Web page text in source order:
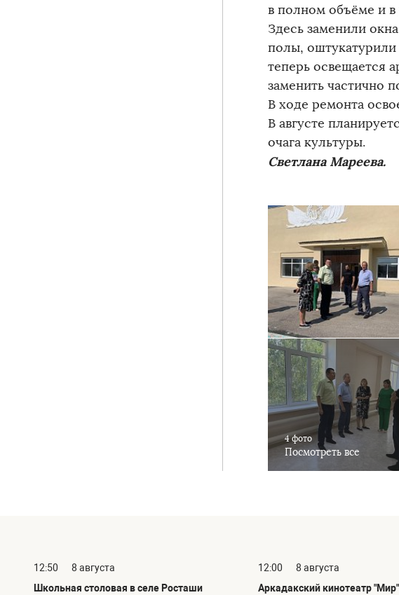
в полном объёме и в
Здесь заменили
полы,
теперь освещается
заменить частично
В ходе ремонта
В августе
очага культуры.
Светлана Мареева.
4 фото
Посмотреть все
12:50
8 августа
Школьная столовая в селе Росташи
12:00
8 августа
Аркадакский кинотеатр